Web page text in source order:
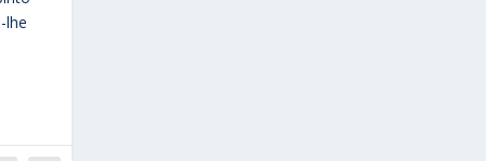
lhe